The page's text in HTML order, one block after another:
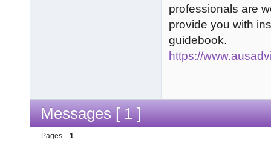
professionals are
provide you with
guidebook.
https://
Messages [ 1 ]
Pages 1